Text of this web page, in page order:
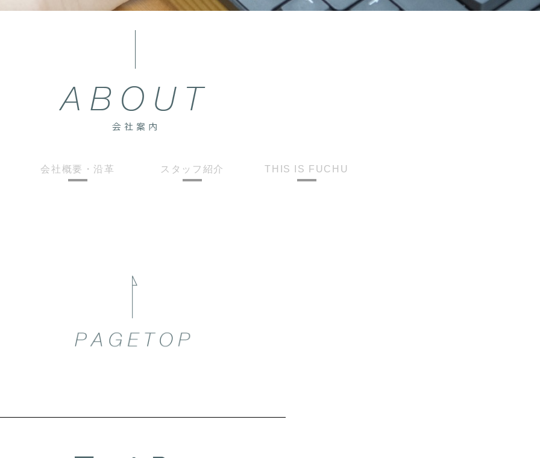
会社概要・沿革 スタッフ紹介 THIS IS FUCHU